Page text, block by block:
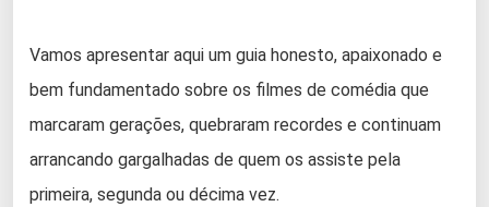
Vamos apresentar aqui um guia honesto, apaixonado e
bem fundamentado sobre os filmes de comédia que
marcaram gerações, quebraram recordes e continuam
arrancando gargalhadas de quem os assiste pela
primeira, segunda ou décima vez.